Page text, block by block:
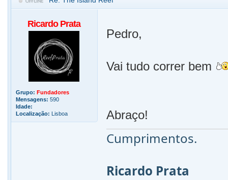
Ricardo Prata
Grupo: Fundadores
Mensagens: 590
Idade:
Localização: Lisboa
Pedro,
Vai tudo correr bem
Abraço!
Cumprimentos.
Ricardo Prata